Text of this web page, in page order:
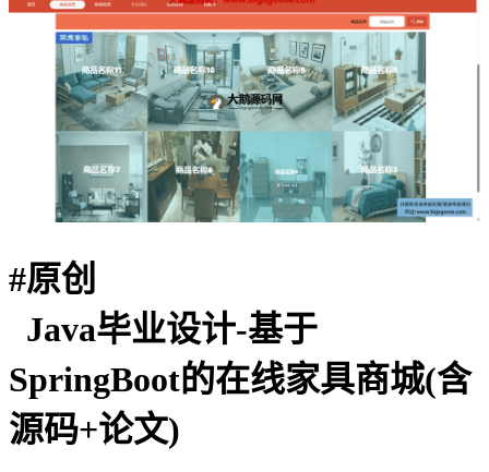
#原创
Java毕业设计-基于
SpringBoot的在线家具商城(含
源码+论文)